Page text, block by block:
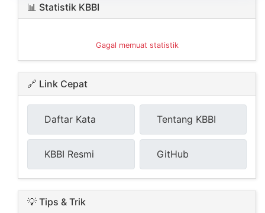
📊 Statistik KBBI
Gagal memuat statistik
🔗 Link Cepat
Daftar Kata Tentang KBBI
KBBI Resmi GitHub
💡 Tips & Trik